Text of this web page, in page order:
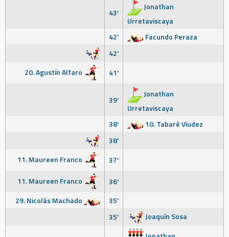
43'
Jonathan
Urretaviscaya
42'
Facundo Peraza
42'
20. Agustín Alfaro
41'
39'
Jonathan
Urretaviscaya
38'
10. Tabaré Viudez
38'
11. Maureen Franco
37'
11. Maureen Franco
36'
29. Nicolás Machado
35'
35'
Joaquín Sosa